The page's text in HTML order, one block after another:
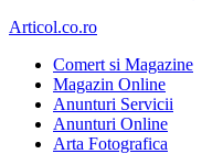
Articol.co.ro
Comert si Magazine
Magazin Online
Anunturi Servicii
Anunturi Online
Arta Fotografica